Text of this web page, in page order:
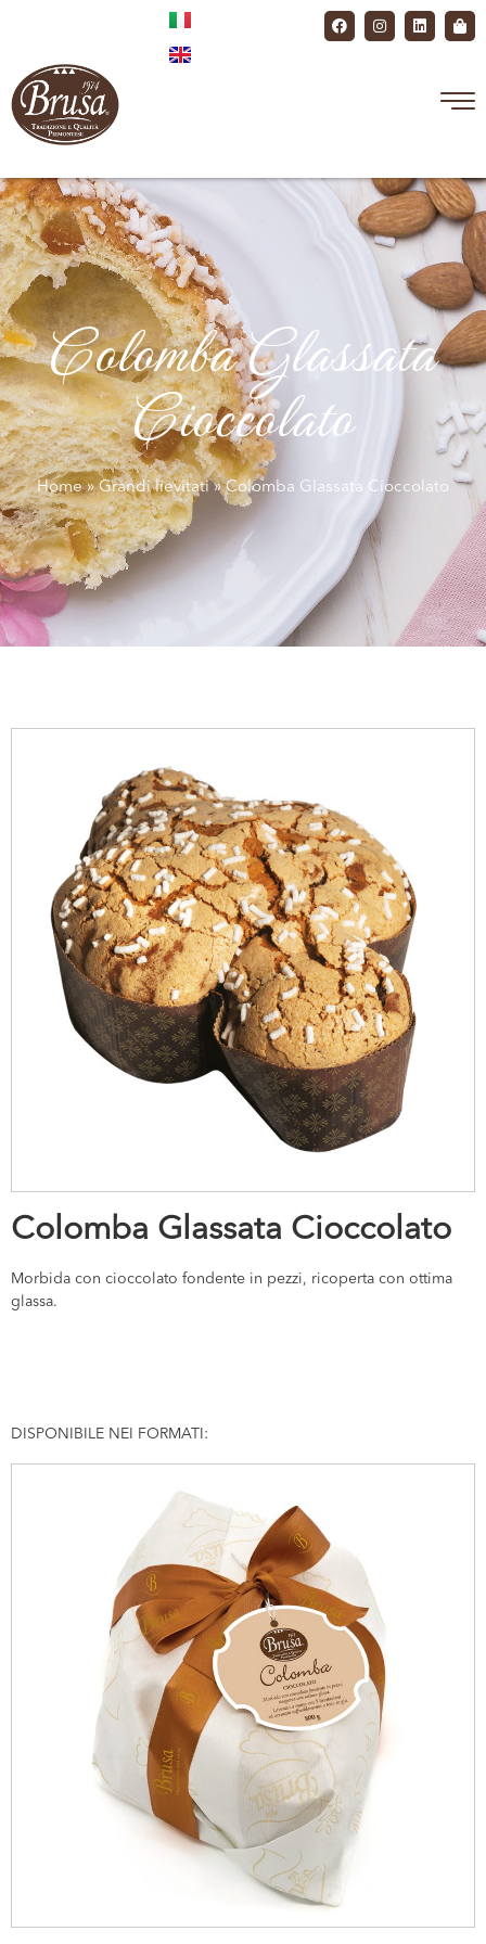
Colomba Glassata
Cioccolato
Home»Grandi lievitati »Colomba Glassata Cioccolato
Colomba Glassata Cioccolato
Morbida con cioccolato fondente in pezzi, ricoperta con ottima
glassa.
DISPONIBILE NEI FORMATI: